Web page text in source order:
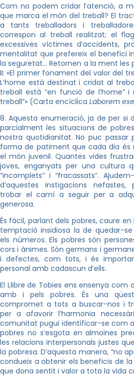
Com no podem cridar l’atenció, a
que marca el món del treball? El
a tants treballadors i
correspon al treball realitzat; el
excessives víctimes d’accidents,
mentalitat que prefereix el benefici
la seguretat… Retornen a la ment les
II: «El primer fonament del valor del
L’home està destinat i cridat al
treball està “en funció de l’home”
treball”» (Carta encíclica Laborem
8. Aquesta enumeració, ja de per si
parcialment les situacions de
nostra quotidianitat. No puc passar
forma de patiment que cada dia
el món juvenil. Quantes vides
joves, enganyats per una cultura
“incomplets” i “fracassats”.
d’aquestes instigacions
trobar el camí a seguir per a
generosa.
És fàcil, parlant dels pobres, caure
temptació insidiosa la de quedar-
els números. Els pobres són
cors i ànimes. Són germans i
i defectes, com tots, i és
personal amb cadascun d’ells.
El Llibre de Tobies ens ensenya
amb i pels pobres. És una
compromet a tots a buscar-nos i
per a afavorir l’harmonia
comunitat pugui identificar-se com a
pobres no s’esgota en almoines
les relacions interpersonals justes
la pobresa. D’aquesta manera, “no
condueix a obtenir els beneficis de
que dona sentit i valor a tota la vida